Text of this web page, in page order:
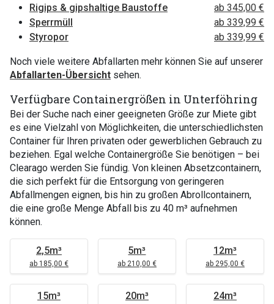
Rigips & gipshaltige Baustoffe
ab 345,00 €
Sperrmüll
ab 339,99 €
Styropor
ab 339,99 €
Noch viele weitere Abfallarten mehr können Sie auf unserer
Abfallarten-Übersicht sehen.
Verfügbare Containergrößen in Unterföhring
Bei der Suche nach einer geeigneten Größe zur Miete gibt
es eine Vielzahl von Möglichkeiten, die unterschiedlichsten
Container für Ihren privaten oder gewerblichen Gebrauch zu
beziehen. Egal welche Containergröße Sie benötigen – bei
Clearago werden Sie fündig. Von kleinen Absetzcontainern,
die sich perfekt für die Entsorgung von geringeren
Abfallmengen eignen, bis hin zu großen Abrollcontainern,
die eine große Menge Abfall bis zu 40 m³ aufnehmen
können.
2,5m³
ab 185,00 €
5m³
ab 210,00 €
12m³
ab 295,00 €
15m³ 20m³ 24m³